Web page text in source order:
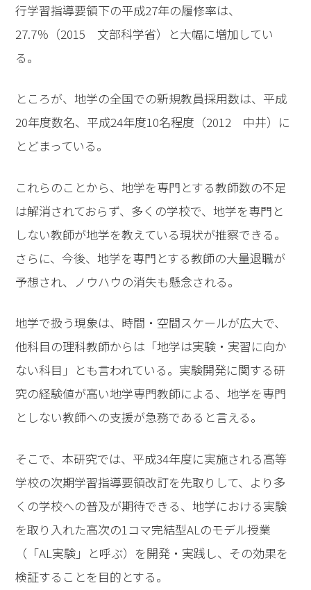
行学習指導要領下の平成27年の履修率は、
27.7％（2015 文部科学省）と大幅に増加してい
る。
ところが、地学の全国での新規教員採用数は、平成
20年度数名、平成24年度10名程度（2012 中井）に
とどまっている。
これらのことから、地学を専門とする教師数の不足
は解消されておらず、多くの学校で、地学を専門と
しない教師が地学を教えている現状が推察できる。
さらに、今後、地学を専門とする教師の大量退職が
予想され、ノウハウの消失も懸念される。
地学で扱う現象は、時間・空間スケールが広大で、
他科目の理科教師からは「地学は実験・実習に向か
ない科目」とも言われている。実験開発に関する研
究の経験値が高い地学専門教師による、地学を専門
としない教師への支援が急務であると言える。
そこで、本研究では、平成34年度に実施される高等
学校の次期学習指導要領改訂を先取りして、より多
くの学校への普及が期待できる、地学における実験
を取り入れた高次の1コマ完結型ALのモデル授業
（「AL実験」と呼ぶ）を開発・実践し、その効果を
検証することを目的とする。